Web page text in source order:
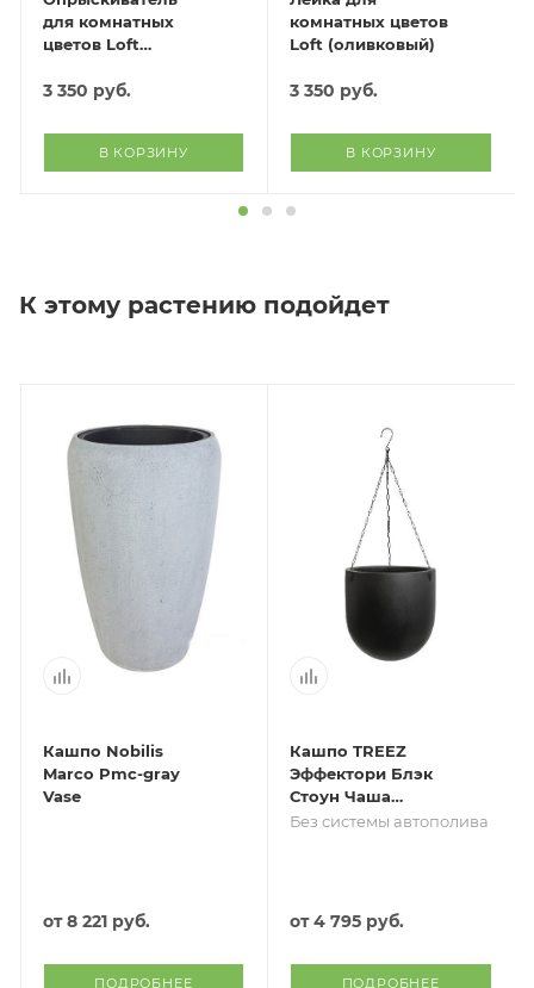
для комнатных
цветов Loft
3 350 руб.
В КОРЗИНУ
комнатных цветов
Loft (оливковый)
3 350 руб.
В КОРЗИНУ
К этому растению подойдет
Кашпо Nobilis
Marco Pmc-gray
Vase
от8 221 руб.
ПОДРОБНЕЕ
Кашпо TREEZ
Эффектори Блэк
Стоун Чаша
большая
Без системы автополива
от4 795 руб.
ПОДРОБНЕЕ